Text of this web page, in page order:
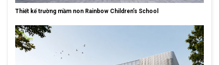
Thiết kế trường mầm non Rainbow Children’s School